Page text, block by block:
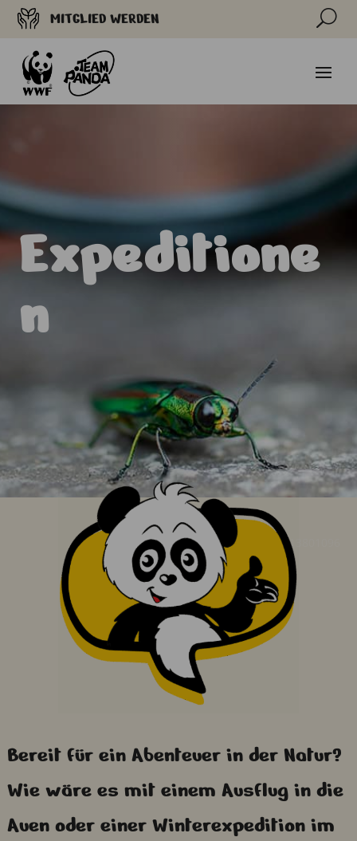
MITGLIED WERDEN U
Expeditione
n
© AdobeStock_213801096
Bereit für ein Abenteuer in der Natur?
Wie wäre es mit einem Ausflug in die
Auen oder einer Winterexpedition im